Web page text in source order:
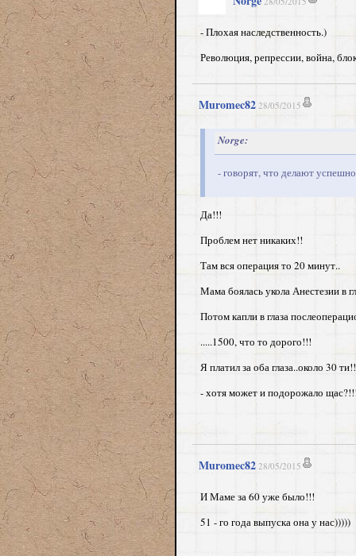
- Плохая наследственность.)
Революция, репрессии, война,
Muromec82 28/05/2015
Norge:
- говорят, что делают
Да!!!
Проблем нет никаких!!
Там вся операция то 20 минут..
Мама боялась укола Анестезии в
Потом капли в глаза
.....1500, что то дорого!!!
Я платил за оба глаза..около 30
- хотя может и подорожало
Muromec82 28/05/2015
И Маме за 60 уже было!!!
51 - го года выпуска она у нас)))))